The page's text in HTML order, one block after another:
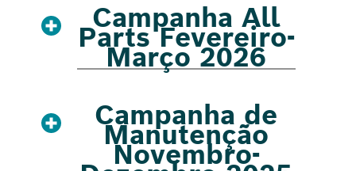
Campanha All
Parts Fevereiro-
Março 2026
Campanha de
Manutenção
Novembro-